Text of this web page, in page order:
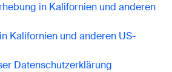
in Kalifornien und anderen
Kalifornien und anderen US-
Datenschutzerklärung